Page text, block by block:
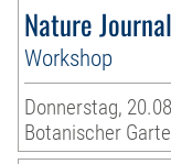
Nature
Workshop
Donnerstag,
Botanischer